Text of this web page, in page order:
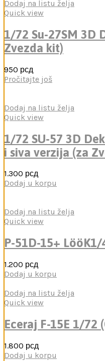
Dodaj na listu želja
Quick view
1/72 Su-27SM 3D
Zvezda kit)
950 рсд
Pročitajte još
Dodaj na listu želja
Quick view
1/72 SU-57 3D
i siva verzija (za
1.300 рсд
Dodaj u korpu
Dodaj na listu želja
Quick view
P-51D-15+ LööK1/
1.200 рсд
Dodaj u korpu
Dodaj na listu želja
Quick view
Eceraj F-15E 1/72
1.800 рсд
Dodaj u korpu